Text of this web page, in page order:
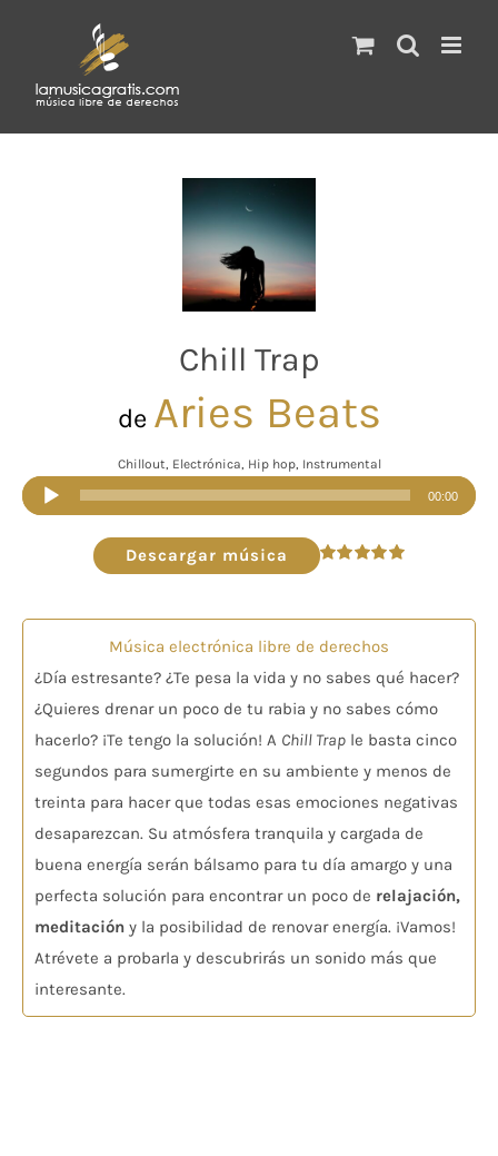
Chill Trap
de Aries Beats
Chillout, Electrónica, Hip hop, Instrumental
Reproductor
de
audio
00:00
Descargar música
Música electrónica libre de derechos
¿Día estresante? ¿Te pesa la vida y no sabes qué hacer?
¿Quieres drenar un poco de tu rabia y no sabes cómo
hacerlo? ¡Te tengo la solución! A Chill Trap le basta cinco
segundos para sumergirte en su ambiente y menos de
treinta para hacer que todas esas emociones negativas
desaparezcan. Su atmósfera tranquila y cargada de
buena energía serán bálsamo para tu día amargo y una
perfecta solución para encontrar un poco de relajación,
meditación y la posibilidad de renovar energía. ¡Vamos!
Atrévete a probarla y descubrirás un sonido más que
interesante.